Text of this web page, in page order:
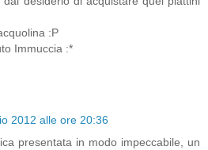
:P
Immuccia :*
2012 alle ore 20:36
presentata in modo impeccabile, un